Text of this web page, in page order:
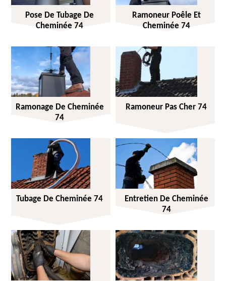
Pose De Tubage De
Cheminée 74
Ramoneur Poêle Et
Cheminée 74
Ramonage De Cheminée
74
Ramoneur Pas Cher 74
Tubage De Cheminée 74
Entretien De Cheminée
74